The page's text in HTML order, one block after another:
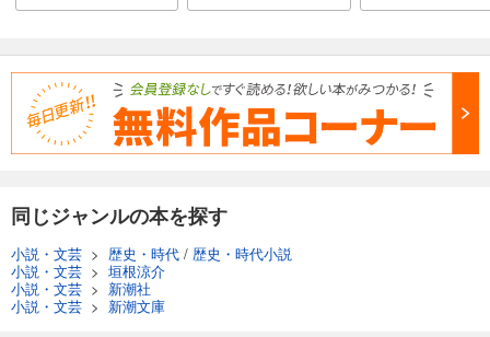
同じジャンルの本を探す
小説・文芸 > 歴史・時代 / 歴史・時代小説
小説・文芸 > 垣根涼介
小説・文芸 > 新潮社
小説・文芸 > 新潮文庫